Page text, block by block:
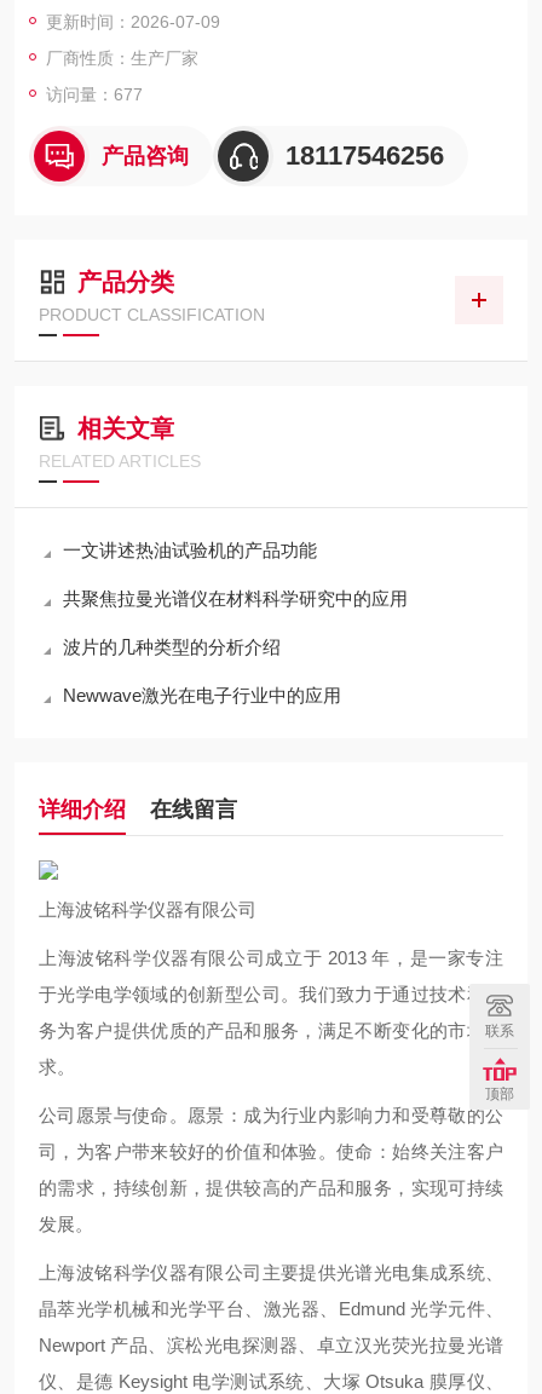
更新时间：2026-07-09
厂商性质：生产厂家
访问量：677
产品咨询 18117546256
产品分类
PRODUCT CLASSIFICATION
相关文章
RELATED ARTICLES
一文讲述热油试验机的产品功能
共聚焦拉曼光谱仪在材料科学研究中的应用
波片的几种类型的分析介绍
Newwave激光在电子行业中的应用
详细介绍 在线留言
上海波铭科学仪器有限公司
上海波铭科学仪器有限公司成立于 2013 年，是一家专注
于光学电学领域的创新型公司。我们致力于通过技术和服
务为客户提供优质的产品和服务，满足不断变化的市场需
求。
公司愿景与使命。愿景：成为行业内影响力和受尊敬的公
司，为客户带来较好的价值和体验。使命：始终关注客户
的需求，持续创新，提供较高的产品和服务，实现可持续
发展。
上海波铭科学仪器有限公司主要提供光谱光电集成系统、
晶萃光学机械和光学平台、激光器、Edmund 光学元件、
Newport 产品、滨松光电探测器、卓立汉光荧光拉曼光谱
仪、是德 Keysight 电学测试系统、大塚 Otsuka 膜厚仪、
联系
顶部